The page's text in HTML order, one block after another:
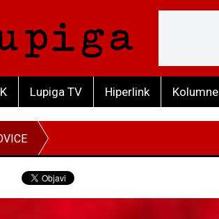
Lupiga TV Hiperlink Kolumne